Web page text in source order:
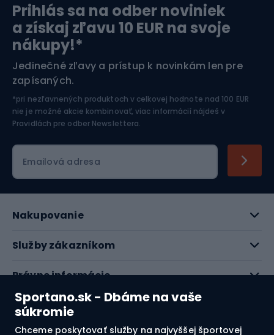
Sportano.sk - Dbáme na vaše
súkromie
Chceme poskytovať služby na najvyššej športovej
Orientačný beh
Lyžovanie
Športová elektronika
Jazdectvo
Prihlás sa na odber noviniek
a získaj zľavu 10 EUR na svoje
nákupy!*
Jedinečné zľavy a prístup k novinkám len pre
zapísaných.
*pri nezľavnených produktoch v celkovej hodnote nad 100 EUR
nie je možné akcie kombinovať, viac informácií nájdeš v
Pravidlách pre odber Newslettera.
Emailová adresa
Nakupovanie
Služby zákazníkom
Právne informácie
O nás